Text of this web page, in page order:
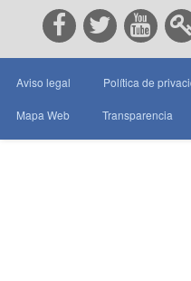
Aviso legal Política de
Mapa Web Transparencia